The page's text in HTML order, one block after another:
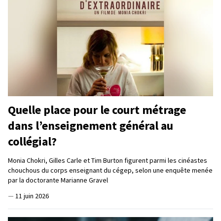
Quelle place pour le court métrage
dans l’enseignement général au
collégial?
Monia Chokri, Gilles Carle et Tim Burton figurent parmi les cinéastes
chouchous du corps enseignant du cégep, selon une enquête menée
par la doctorante Marianne Gravel
— 11 juin 2026